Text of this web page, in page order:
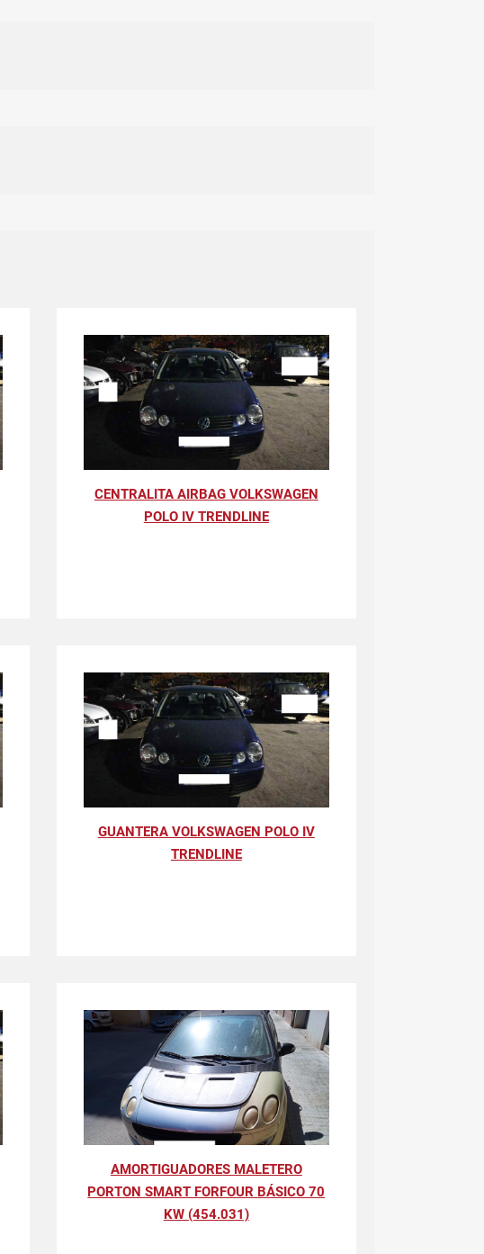
CENTRALITA AIRBAG VOLKSWAGEN
POLO IV TRENDLINE
GUANTERA VOLKSWAGEN POLO IV
TRENDLINE
AMORTIGUADORES MALETERO
PORTON SMART FORFOUR BÁSICO 70
KW (454.031)